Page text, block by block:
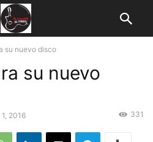
su nuevo disco
su nuevo
2016 331